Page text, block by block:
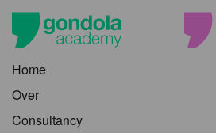
Home
Over
Consultancy